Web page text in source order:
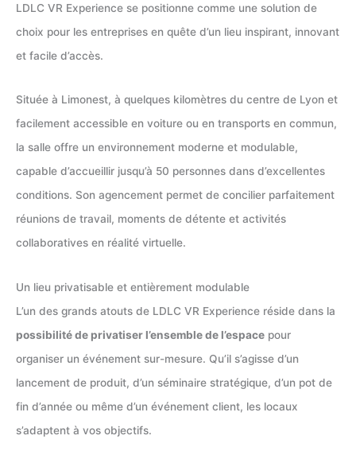
LDLC VR Experience se positionne comme une solution de
choix pour les entreprises en quête d’un lieu inspirant, innovant
et facile d’accès.
Située à Limonest, à quelques kilomètres du centre de Lyon et
facilement accessible en voiture ou en transports en commun,
la salle offre un environnement moderne et modulable,
capable d’accueillir jusqu’à 50 personnes dans d’excellentes
conditions. Son agencement permet de concilier parfaitement
réunions de travail, moments de détente et activités
collaboratives en réalité virtuelle.
Un lieu privatisable et entièrement modulable
L’un des grands atouts de LDLC VR Experience réside dans la
possibilité de privatiser l’ensemble de l’espace pour
organiser un événement sur-mesure. Qu’il s’agisse d’un
lancement de produit, d’un séminaire stratégique, d’un pot de
fin d’année ou même d’un événement client, les locaux
s’adaptent à vos objectifs.